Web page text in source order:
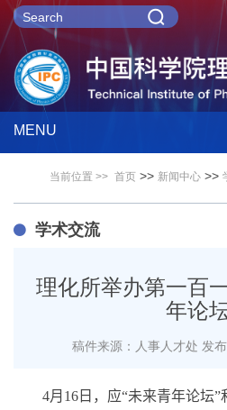
MENU
当前位置 >> 首页 >> 新闻中心 >>
学术交流
理化所举办第一百
年论
稿件来源：人事人才处 发
4月 16 日，应“未来青年论坛